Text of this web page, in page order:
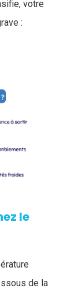
votre
:
le
de la